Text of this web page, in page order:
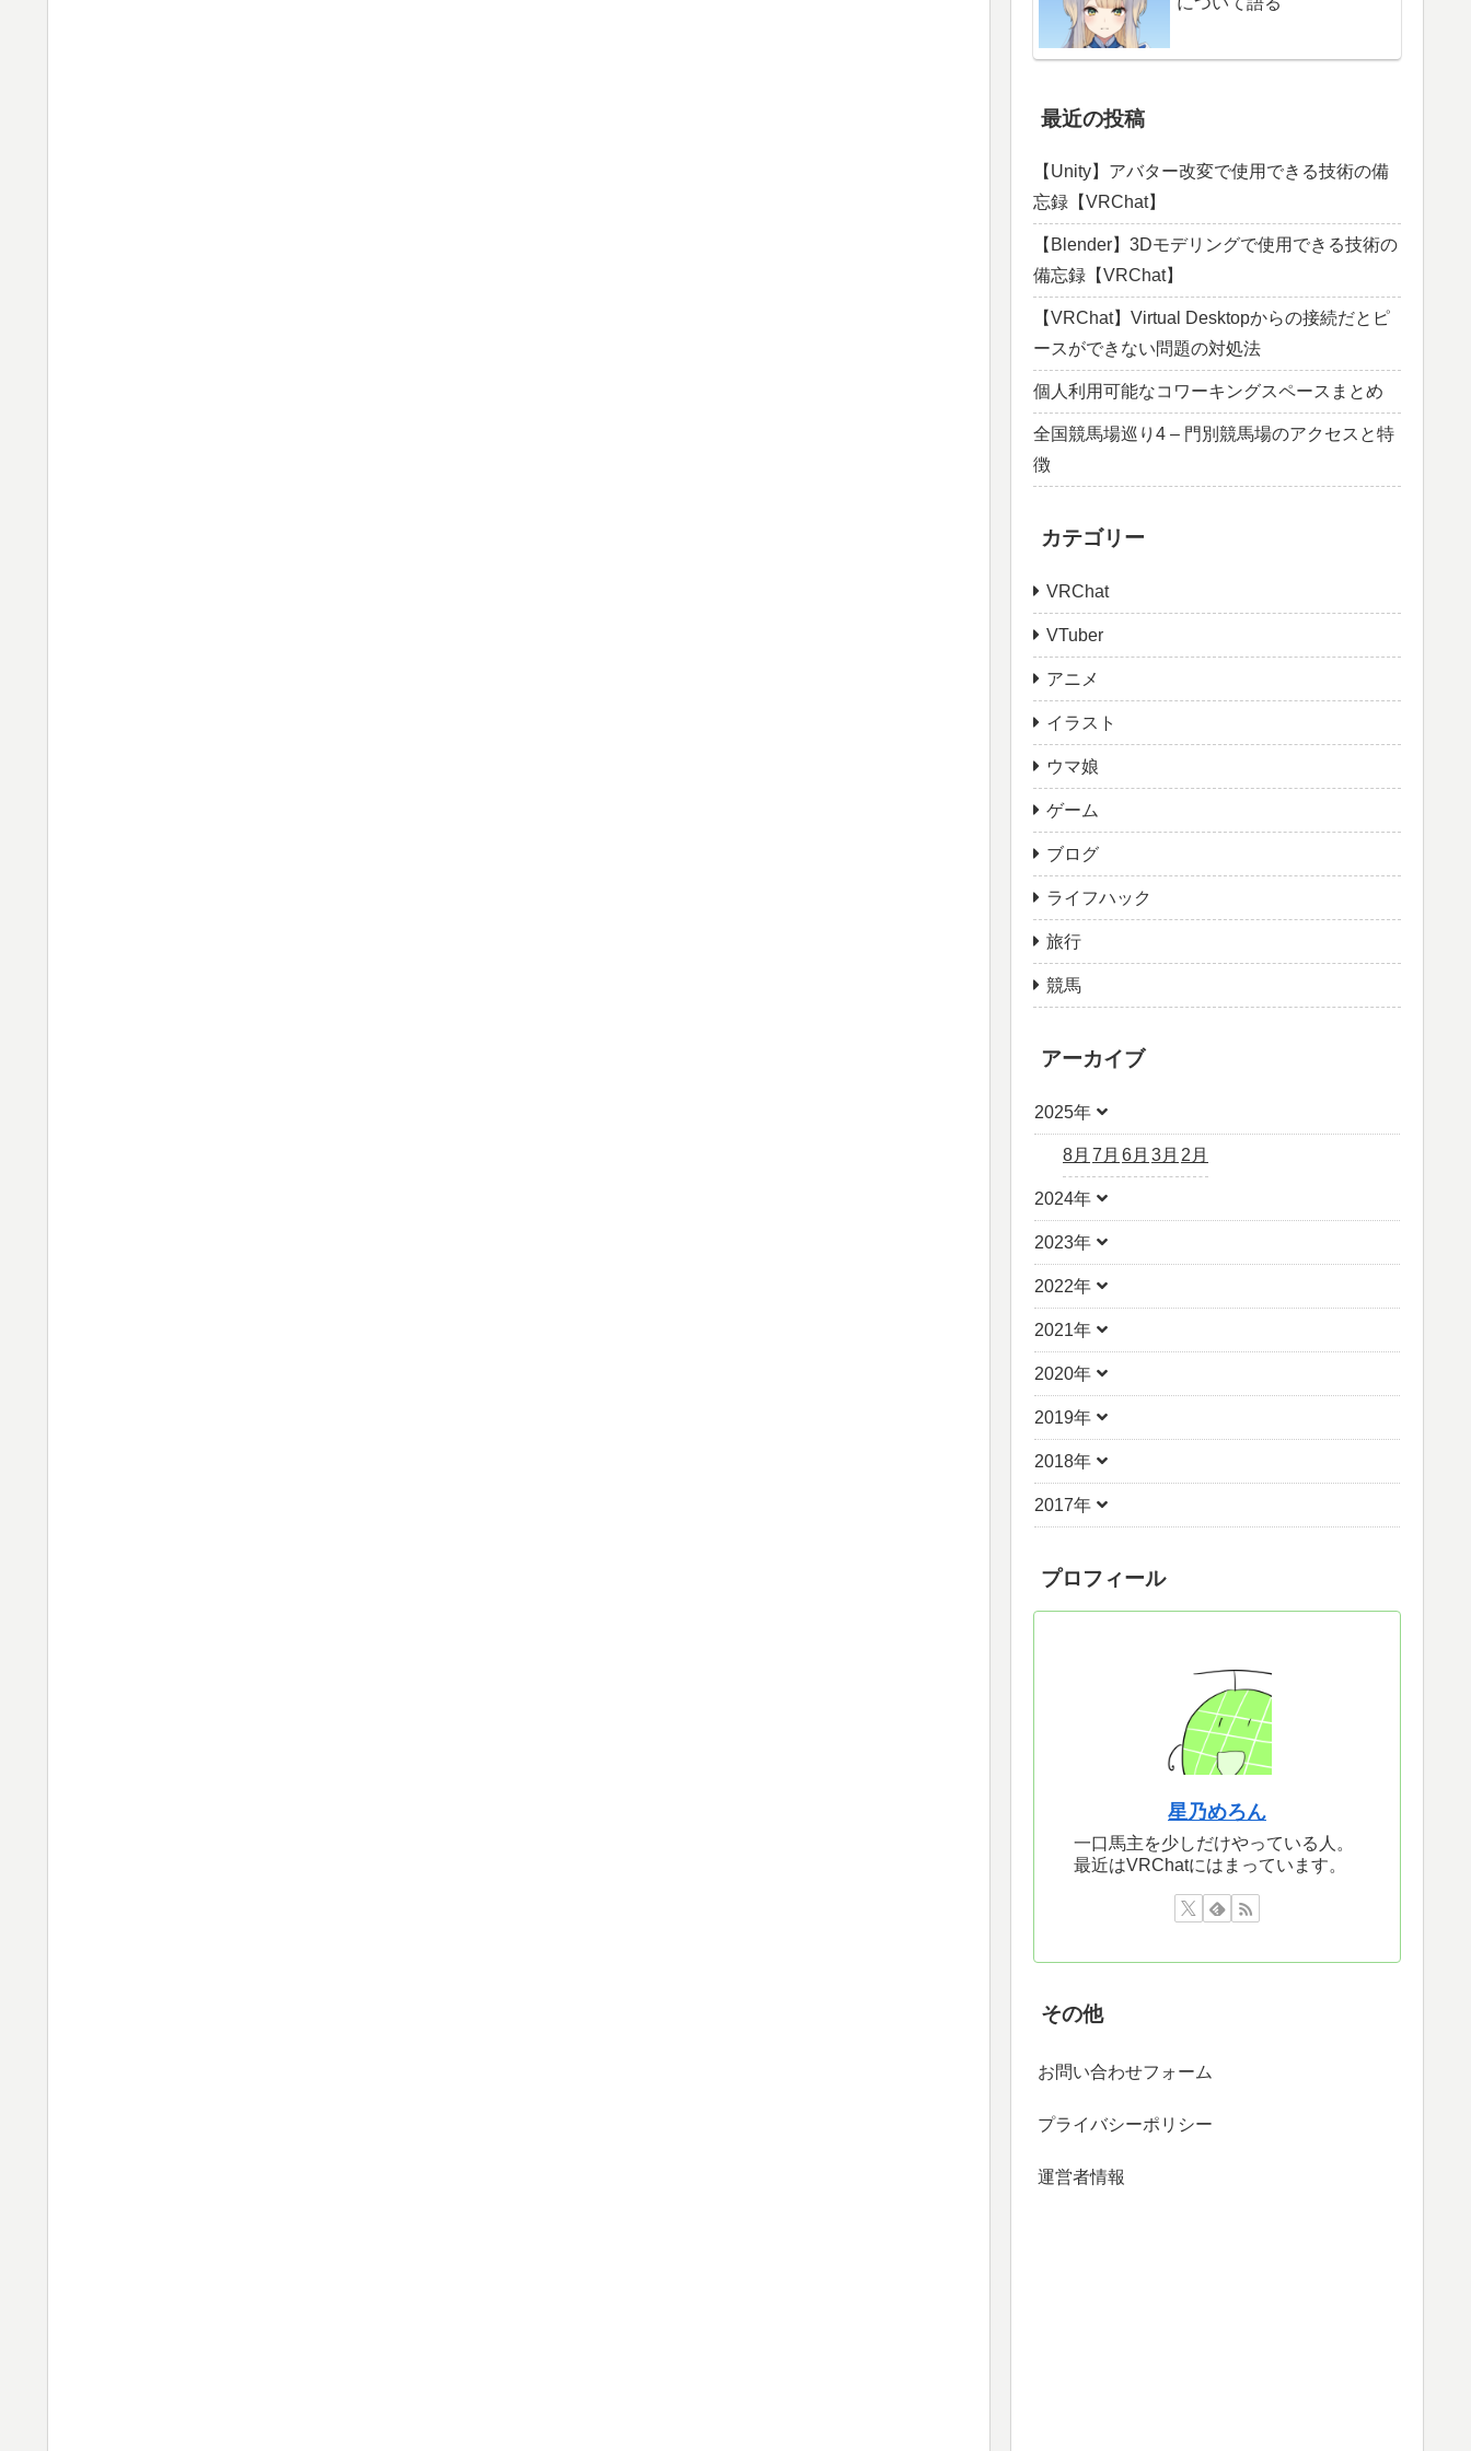
最近の投稿
【Unity】アバター改変で使用できる技術の備
忘録【VRChat】
【Blender】3Dモデリングで使用できる技術の
備忘録【VRChat】
【VRChat】Virtual Desktopからの接続だとピ
ースができない問題の対処法
個人利用可能なコワーキングスペースまとめ
全国競馬場巡り4 – 門別競馬場のアクセスと特
徴
カテゴリー
VRChat
VTuber
アニメ
イラスト
ウマ娘
ゲーム
ブログ
ライフハック
旅行
競馬
アーカイブ
2025年
8月 7月 6月 3月 2月
2024年
2023年
2022年
2021年
2020年
2019年
2018年
2017年
プロフィール
星乃めろん
一口馬主を少しだけやっている人。
最近はVRChatにはまっています。
その他
お問い合わせフォーム
プライバシーポリシー
運営者情報